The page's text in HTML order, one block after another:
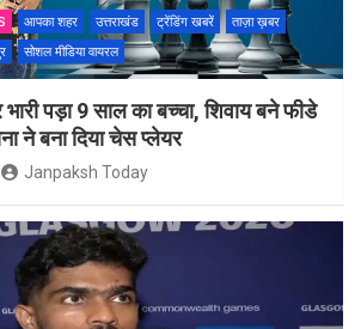
आपका शहर उत्तराखंड ट्रेंडिंग खबरें
ताज़ा ख़बर
सोशल मीडिया वायरल
पड़ा 9 साल का बच्चा, शिवाय बने फीडे
ने बना दिया चेस प्लेयर
Janpaksh Today